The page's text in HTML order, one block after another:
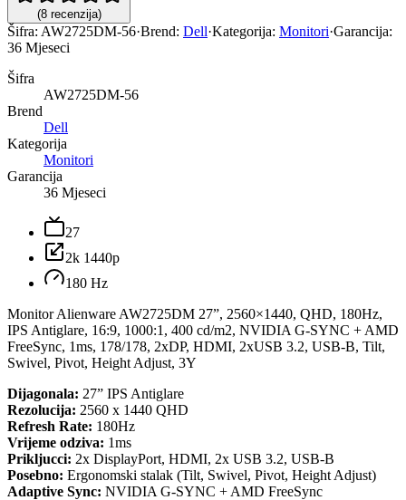
(8 recenzija)
Šifra: AW2725DM-56·Brend: Dell·Kategorija: Monitori·Garancija:
36 Mjeseci
Šifra
AW2725DM-56
Brend
Dell
Kategorija
Monitori
Garancija
36 Mjeseci
27
2k 1440p
180 Hz
Monitor Alienware AW2725DM 27”, 2560×1440, QHD, 180Hz,
IPS Antiglare, 16:9, 1000:1, 400 cd/m2, NVIDIA G-SYNC + AMD
FreeSync, 1ms, 178/178, 2xDP, HDMI, 2xUSB 3.2, USB-B, Tilt,
Swivel, Pivot, Height Adjust, 3Y
Dijagonala: 27” IPS Antiglare
Rezolucija: 2560 x 1440 QHD
Refresh Rate: 180Hz
Vrijeme odziva: 1ms
Prikljucci: 2x DisplayPort, HDMI, 2x USB 3.2, USB-B
Posebno: Ergonomski stalak (Tilt, Swivel, Pivot, Height Adjust)
Adaptive Sync: NVIDIA G-SYNC + AMD FreeSync